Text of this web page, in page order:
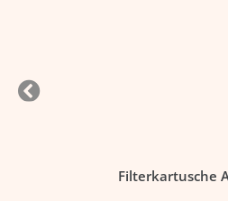
Filterkartusche